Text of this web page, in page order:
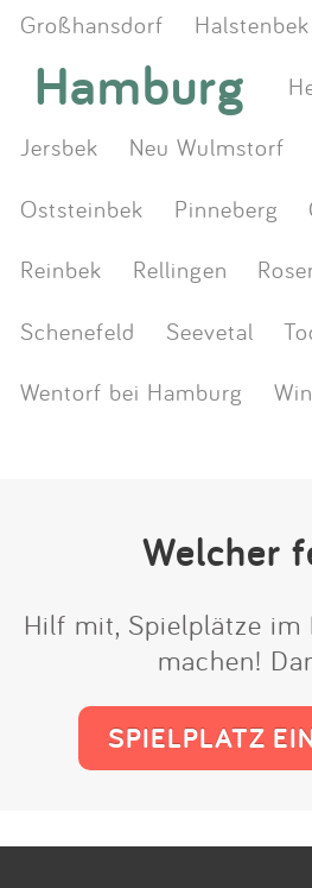
Großhansdorf
Halstenbek
Hamburg
Jersbek
Neu Wulmstorf
Oststeinbek
Pinneberg
Reinbek
Rellingen
Schenefeld
Seevetal
Wentorf bei Hamburg
Welcher
Hilf mit, Spielplätze im
machen!
SPIELPLATZ